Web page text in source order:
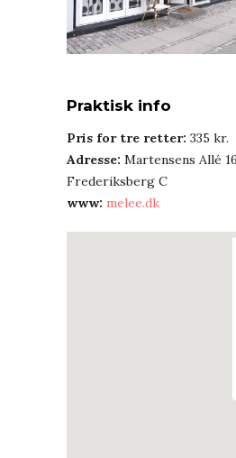
Praktisk info
Pris for tre retter: 335 kr.
Adresse: Martensens Allé
Frederiksberg C
www: melee.dk